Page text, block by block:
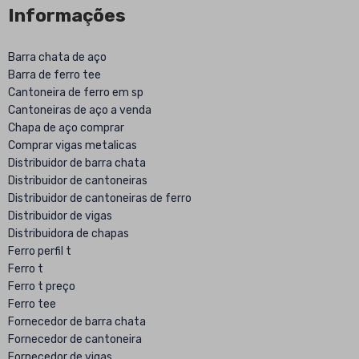
Informações
Barra chata de aço
Barra de ferro tee
Cantoneira de ferro em sp
Cantoneiras de aço a venda
Chapa de aço comprar
Comprar vigas metalicas
Distribuidor de barra chata
Distribuidor de cantoneiras
Distribuidor de cantoneiras de ferro
Distribuidor de vigas
Distribuidora de chapas
Ferro perfil t
Ferro t
Ferro t preço
Ferro tee
Fornecedor de barra chata
Fornecedor de cantoneira